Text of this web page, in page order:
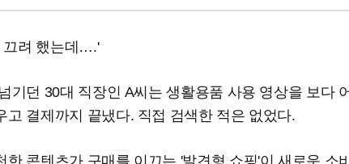
끄려 했는데….'
기던 30대 직장인 A씨는 생활용품 사용 영상을 보다
고 결제까지 끝냈다. 직접 검색한 적은 없었다.
한 콘텐츠가 구매를 이끄는 '발견형 쇼핑'이 새로운 소